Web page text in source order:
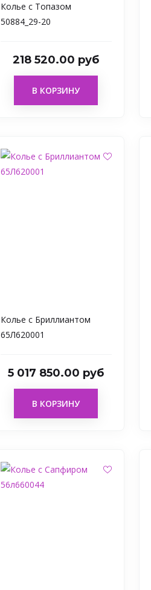
Колье с Топазом
50884_29-20
218 520.00 руб
В КОРЗИНУ
Колье с Бриллиантом
65Л620001
5 017 850.00 руб
В КОРЗИНУ